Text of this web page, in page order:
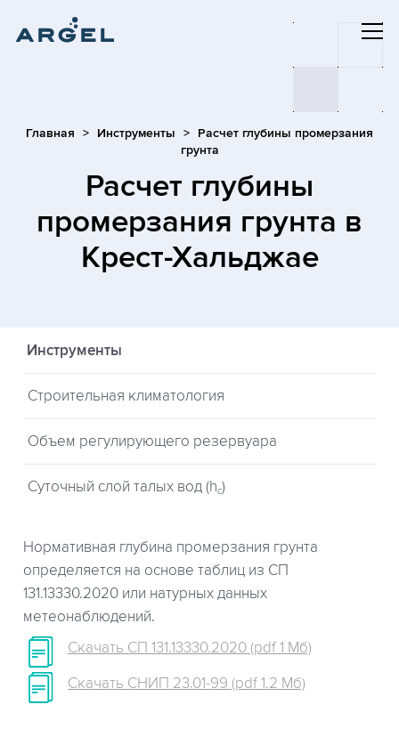
Главная Инструменты
Расчет глубины промерзания
грунта
Расчет глубины
промерзания грунта в
Крест-Хальджае
Инструменты
Строительная климатология
Объем регулирующего резервуара
Суточный слой талых вод (hc)
Нормативная глубина промерзания грунта
определяется на основе таблиц из СП
131.13330.2020 или натурных данных
метеонаблюдений.
Скачать СП 131.13330.2020 (pdf 1 Мб)
Скачать СНИП 23.01-99 (pdf 1.2 Мб)